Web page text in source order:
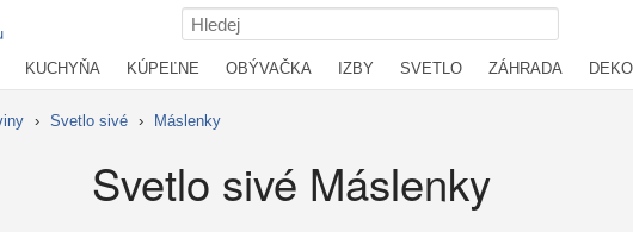
KUCHYŇA KÚPEĽNE OBÝVAČKA IZBY SVETLO ZÁHRADA
› Svetlo sivé › Máslenky
Svetlo sivé Máslenky